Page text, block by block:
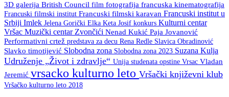
3D galerija British Council film fotografija francuska kinematografija
Francuski filmski institut Francuski filmski karavan Francuski institut u
Srbiji Imlek Jelena Gorički Elka Keta Josif konkurs Kulturni centar
Vršac Muzički centar Zvončići Nenad Kukić Paja Jovanović
Performativni crtež predstava za decu Rena Redle Slavica Obradinović
Slavko timotijević Slobodna zona Slobodna zona 2023 Suzana Kulja
Udruženje „Život i zdravlje“ Unija studenata opstine Vrsac Vladan
Jeremić vrsacko kulturno leto Vršački književni klub
Vršačko kulturno leto 2018